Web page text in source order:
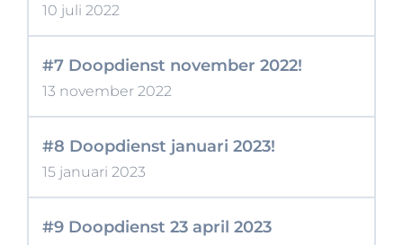
10 juli 2022
#7 Doopdienst november 2022!
13 november 2022
#8 Doopdienst januari 2023!
15 januari 2023
#9 Doopdienst 23 april 2023